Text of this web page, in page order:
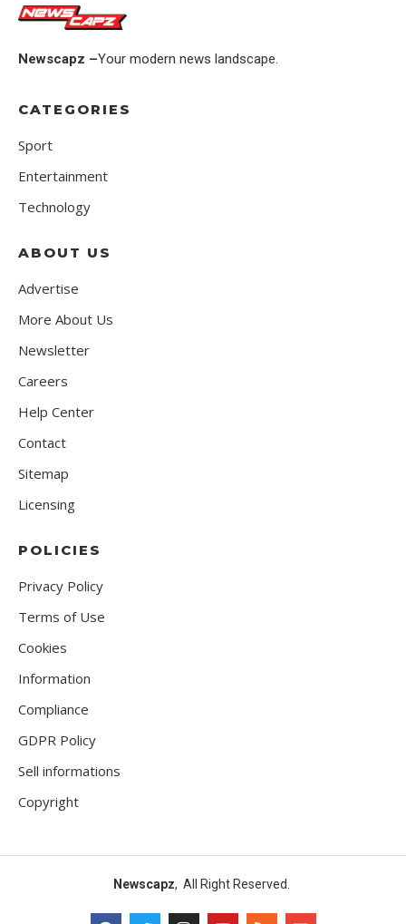
Newscapz –Your modern news landscape.
CATEGORIES
Sport
Entertainment
Technology
ABOUT US
Advertise
More About Us
Newsletter
Careers
Help Center
Contact
Sitemap
Licensing
POLICIES
Privacy Policy
Terms of Use
Cookies
Information
Compliance
GDPR Policy
Sell informations
Copyright
Newscapz, All Right Reserved.